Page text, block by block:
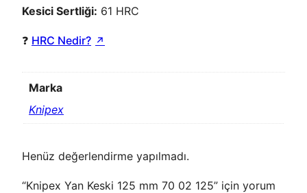
Kesici Sertliği: 61 HRC
❓ HRC Nedir?
Marka
Knipex
Henüz değerlendirme yapılmadı.
“Knipex Yan Keski 125 mm 70 02 125” için yorum